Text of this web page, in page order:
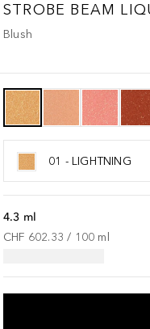
STROBE BEAM
Blush
01 - LIGHTNING
4.3 ml
CHF 602.33 / 100 ml